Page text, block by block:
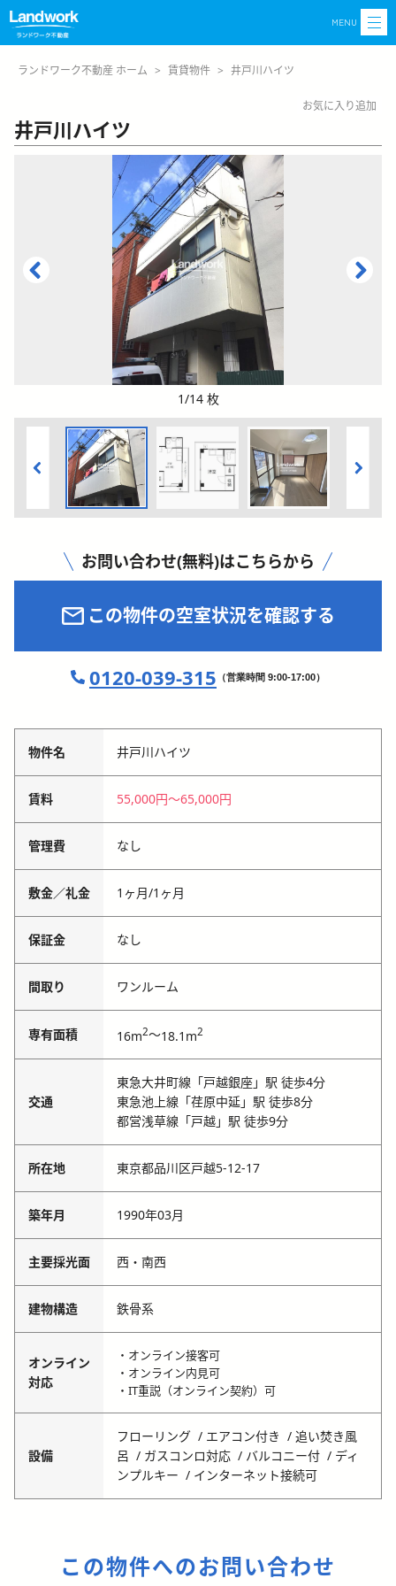
MENU
ランドワーク不動産 ホーム > 賃貸物件 > 井戸川ハイツ
お気に入り追加
井戸川ハイツ
1/14 枚
お問い合わせ(無料)はこちらから
この物件の空室状況を確認する
0120-039-315 （営業時間 9:00-17:00）
物件名 井戸川ハイツ
賃料 55,000円〜65,000円
管理費 なし
敷金／礼金 1ヶ月/1ヶ月
保証金 なし
間取り ワンルーム
専有面積 16m2～18.1m2
交通
東急大井町線「戸越銀座」駅 徒歩4分
東急池上線「荏原中延」駅 徒歩8分
都営浅草線「戸越」駅 徒歩9分
所在地 東京都品川区戸越5-12-17
築年月 1990年03月
主要採光面 西・南西
建物構造 鉄骨系
オンライン
対応
・オンライン接客可
・オンライン内見可
・IT重説（オンライン契約）可
設備
フローリング エアコン付き
追い焚き風
呂
ガスコンロ対応 バルコニー付
ディ
ンプルキー
インターネット接続可
この物件へのお問い合わせ